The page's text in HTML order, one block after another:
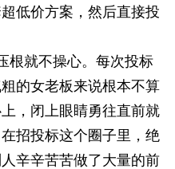
低价方案，然后直接投
根就不操心。每次投标
的女老板来说根本不算
，闭上眼睛勇往直前就
招投标这个圈子里，绝
辛辛苦苦做了大量的前